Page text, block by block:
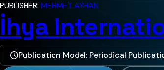
PUBLISHER: MEHMET AYHAN
İhya
Publication Model: Periodical